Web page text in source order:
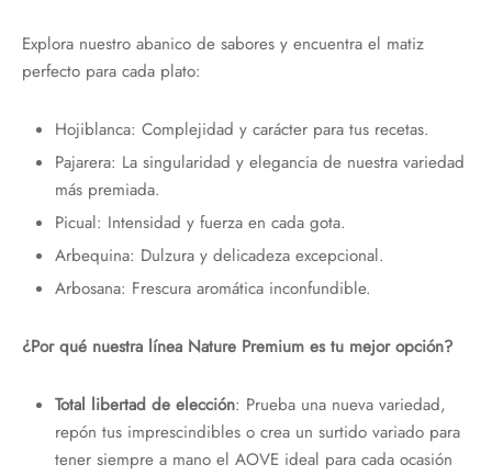
Explora nuestro abanico de sabores y encuentra el matiz
perfecto para cada plato:
Hojiblanca: Complejidad y carácter para tus recetas.
Pajarera: La singularidad y elegancia de nuestra variedad
más premiada.
Picual: Intensidad y fuerza en cada gota.
Arbequina: Dulzura y delicadeza excepcional.
Arbosana: Frescura aromática inconfundible.
¿Por qué nuestra línea Nature Premium es tu mejor opción?
Total libertad de elección: Prueba una nueva variedad,
repón tus imprescindibles o crea un surtido variado para
tener siempre a mano el AOVE ideal para cada ocasión